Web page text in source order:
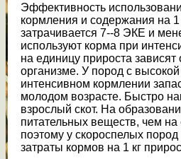
Эффективность
кормления и содержания на
затрачивается 7--8 ЭКЕ и
используют корма при
на единицу прироста
организме. У пород с
интенсивном кормлении
молодом возрасте. Быстро
взрослый скот. На
питательных веществ, чем
поэтому у скороспелых
затраты кормов на 1 кг